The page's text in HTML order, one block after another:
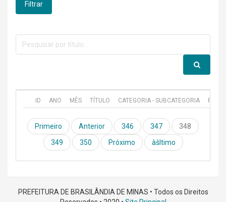
Filtrar
ID ANO MÊS TÍTULO CATEGORIA - SUBCATEGORIA
Primeiro Anterior 346 347
348
349
350 Próximo àšltimo
PREFEITURA DE BRASILÂNDIA DE MINAS • Todos os Direitos